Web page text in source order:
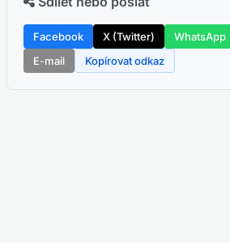
Facebook X (Twitter) WhatsApp
E-mail
Kopírovat odkaz